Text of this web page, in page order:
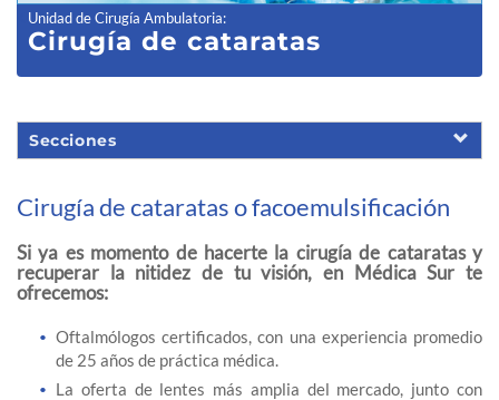
Unidad de Cirugía Ambulatoria:
Cirugía de cataratas
Secciones
Cirugía de cataratas o facoemulsificación
Si ya es momento de hacerte la cirugía de cataratas y
recuperar la nitidez de tu visión, en Médica Sur te
ofrecemos:
Oftalmólogos certificados, con una experiencia promedio
de 25 años de práctica médica.
La oferta de lentes más amplia del mercado, junto con